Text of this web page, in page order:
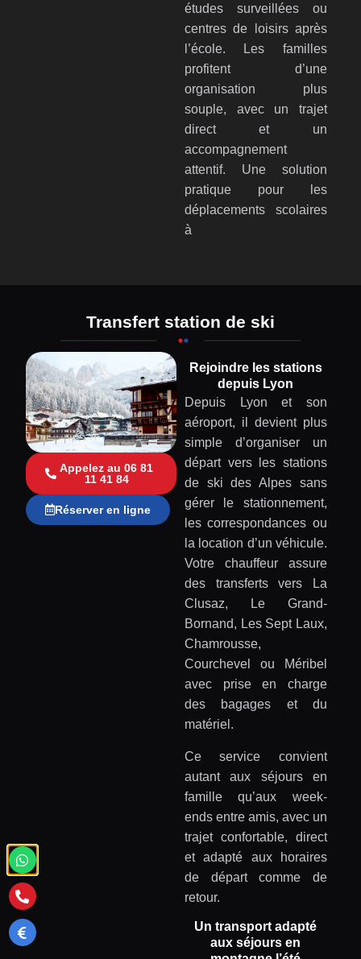
études surveillées ou
centres de loisirs après
l’école. Les familles
profitent d’une
organisation plus
souple, avec un trajet
direct et un
accompagnement
attentif. Une solution
pratique pour les
déplacements scolaires
à
Transfert station de ski
Appelez au 06 81
11 41 84
Réserver en ligne
Rejoindre les stations
depuis Lyon
Depuis Lyon et son
aéroport, il devient plus
simple d’organiser un
départ vers les stations
de ski des Alpes sans
gérer le stationnement,
les correspondances ou
la location d’un véhicule.
Votre chauffeur assure
des transferts vers La
Clusaz, Le Grand-
Bornand, Les Sept Laux,
Chamrousse,
Courchevel ou Méribel
avec prise en charge
des bagages et du
matériel.
Ce service convient
autant aux séjours en
famille qu’aux week-
ends entre amis, avec un
trajet confortable, direct
et adapté aux horaires
de départ comme de
retour.
Un transport adapté
aux séjours en